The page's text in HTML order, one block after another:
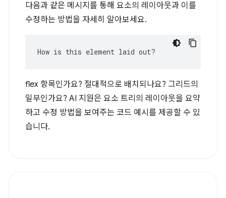
다음과 같은 메시지를 통해 요소의 레이아웃과 이를
수정하는 방법을 자세히 알아보세요.
How is this element laid out?
flex 항목인가요? 절대적으로 배치되나요? 그리드의
일부인가요? AI 지원은 요소 트리의 레이아웃을 요약
하고 수정 방법을 보여주는 코드 예시를 제공할 수 있
습니다.